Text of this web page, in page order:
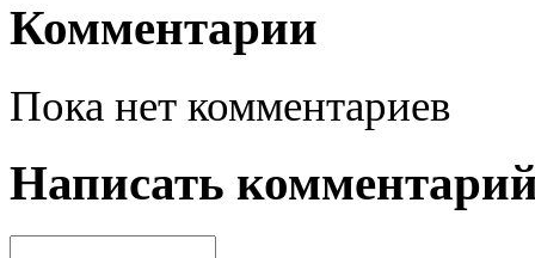
Комментарии
Пока нет комментариев
Написать